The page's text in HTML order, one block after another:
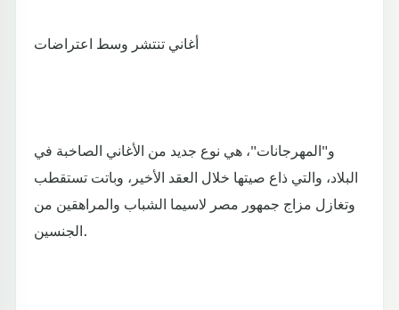
أغاني تنتشر وسط اعتراضات
و"المهرجانات"، هي نوع جديد من الأغاني الصاخبة في
البلاد، والتي ذاع صيتها خلال العقد الأخير، وباتت تستقطب
وتغازل مزاج جمهور مصر لاسيما الشباب والمراهقين من
الجنسين.